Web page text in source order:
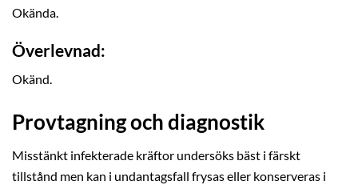
Okända.
Överlevnad:
Okänd.
Provtagning och diagnostik
Misstänkt infekterade kräftor undersöks bäst i färskt
tillstånd men kan i undantagsfall frysas eller konserveras i